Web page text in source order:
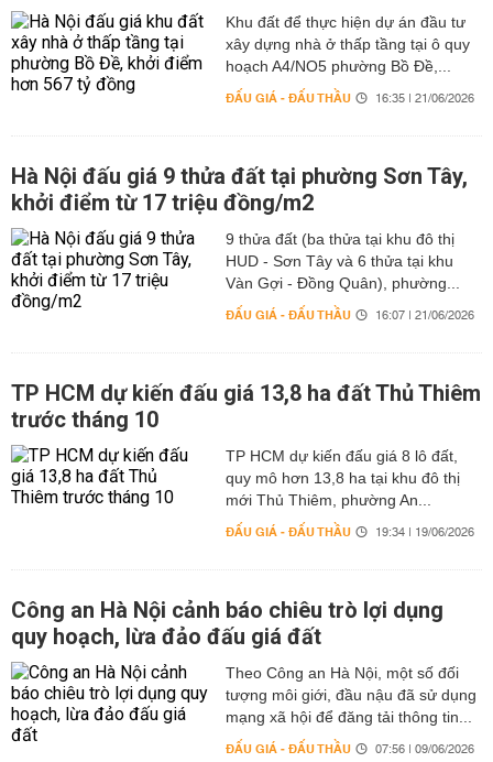
Khu đất để thực hiện dự án đầu tư
xây dựng nhà ở thấp tầng tại ô quy
hoạch A4/NO5 phường Bồ Đề,...
ĐẤU GIÁ - ĐẤU THẦU 16:35 | 21/06/2026
Hà Nội đấu giá 9 thửa đất tại phường Sơn Tây,
khởi điểm từ 17 triệu đồng/m2
9 thửa đất (ba thửa tại khu đô thị
HUD - Sơn Tây và 6 thửa tại khu
Vàn Gợi - Đồng Quân), phường...
ĐẤU GIÁ - ĐẤU THẦU 16:07 | 21/06/2026
TP HCM dự kiến đấu giá 13,8 ha đất Thủ Thiêm
trước tháng 10
TP HCM dự kiến đấu giá 8 lô đất,
quy mô hơn 13,8 ha tại khu đô thị
mới Thủ Thiêm, phường An...
ĐẤU GIÁ - ĐẤU THẦU 19:34 | 19/06/2026
Công an Hà Nội cảnh báo chiêu trò lợi dụng
quy hoạch, lừa đảo đấu giá đất
Theo Công an Hà Nội, một số đối
tượng môi giới, đầu nậu đã sử dụng
mạng xã hội để đăng tải thông tin...
ĐẤU GIÁ - ĐẤU THẦU 07:56 | 09/06/2026